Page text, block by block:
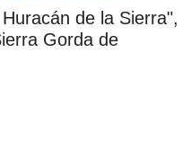
de la Sierra",
Gorda de